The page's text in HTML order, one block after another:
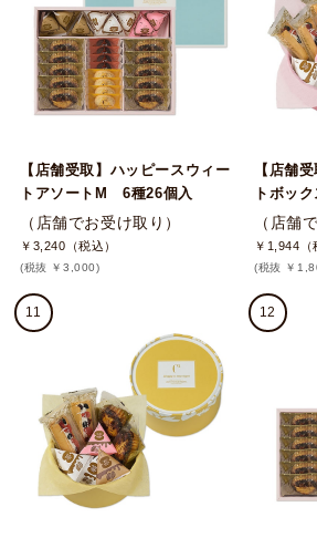
【店舗受取】ハッピースウィー
トアソートM 6種26個入
（店舗でお受け取り）
￥3,240（税込）
(税抜 ￥3,000)
【店舗
トボッ
（店舗
￥1,944（
(税抜 ￥
11 12